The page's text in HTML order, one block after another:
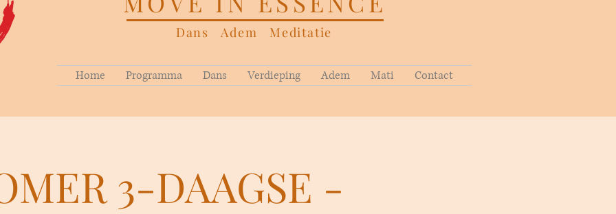
Dans Adem Meditatie
Home Programma Dans Verdieping Adem Mati Contact
3-DAAGSE -